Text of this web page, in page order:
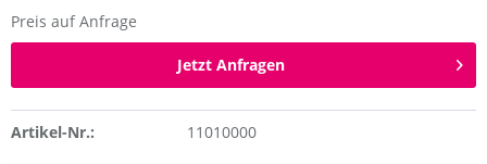
Preis auf Anfrage
Jetzt Anfragen
Artikel-Nr.: 11010000